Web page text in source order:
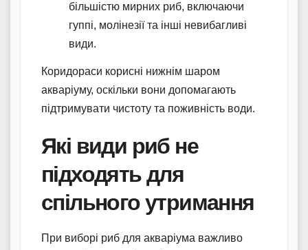
більшістю мирних риб, включаючи
гуппі, молінезії та інші невибагливі
види.
Коридораси корисні нижнім шаром
акваріуму, оскільки вони допомагають
підтримувати чистоту та поживність води.
Які види риб не
підходять для
спільного утримання
При виборі риб для акваріума важливо